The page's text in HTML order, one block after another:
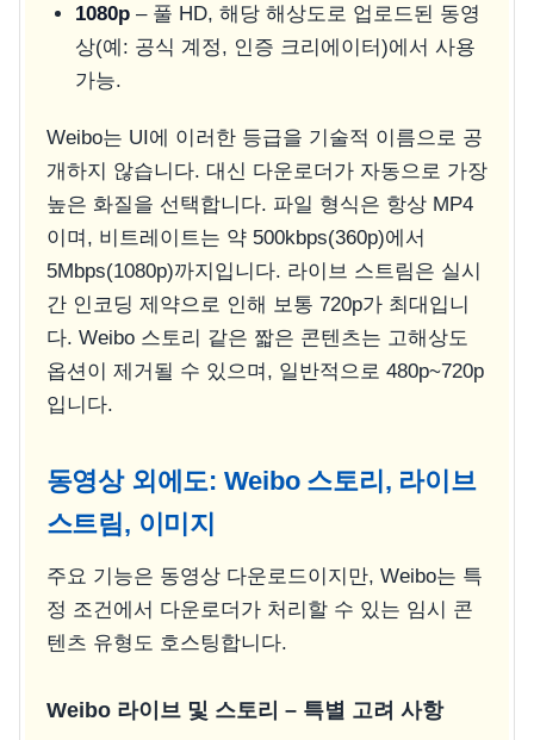
1080p– 풀 HD, 해당 해상도로 업로드된 동영
상(예: 공식 계정, 인증 크리에이터)에서 사용
가능.
Weibo는 UI에 이러한 등급을 기술적 이름으로 공
개하지 않습니다. 대신 다운로더가 자동으로 가장
높은 화질을 선택합니다. 파일 형식은 항상 MP4
이며, 비트레이트는 약 500kbps(360p)에서
5Mbps(1080p)까지입니다. 라이브 스트림은 실시
간 인코딩 제약으로 인해 보통 720p가 최대입니
다. Weibo 스토리 같은 짧은 콘텐츠는 고해상도
옵션이 제거될 수 있으며, 일반적으로 480p~720p
입니다.
동영상 외에도: Weibo 스토리, 라이브
스트림, 이미지
주요 기능은 동영상 다운로드이지만, Weibo는 특
정 조건에서 다운로더가 처리할 수 있는 임시 콘
텐츠 유형도 호스팅합니다.
Weibo 라이브 및 스토리 – 특별 고려 사항